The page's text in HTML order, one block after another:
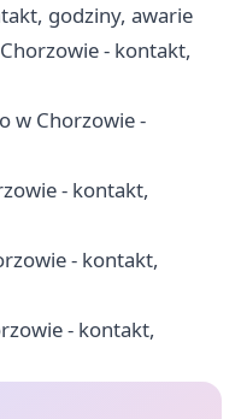
godziny, awarie
- kontakt,
w Chorzowie -
- kontakt,
- kontakt,
- kontakt,